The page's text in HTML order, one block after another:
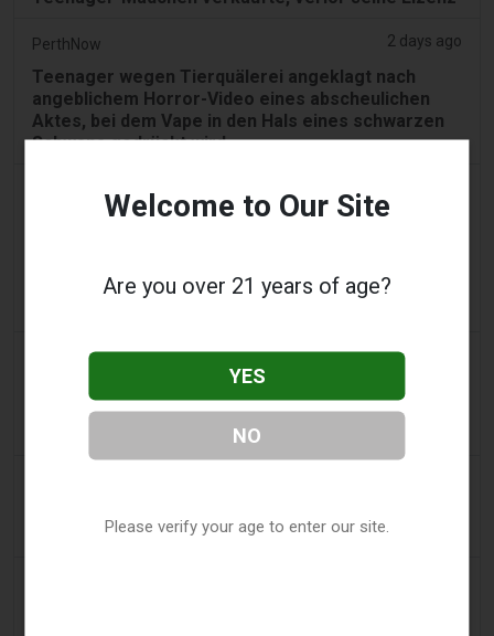
PerthNow 2 days ago
Teenager wegen Tierquälerei angeklagt nach
angeblichem Horror-Video eines abscheulichen
Aktes, bei dem Vape in den Hals eines schwarzen
Schwans gedrückt wird.
Chinas Jiangsu-Tabakmonopolbüro und Jiangsu-
getarnt sind, und definieren sechs
Tobacco Reporter 3 days ago
PA verteidigt Gesetz gegen aromatisierte E-
Zigaretten in Verfassungsstreit - Tobacco
vergiftet Namibias zukünftige Führungskräfte
Welcome to Our Site
Are you over 21 years of age?
YES
NO
Please verify your age to enter our site.